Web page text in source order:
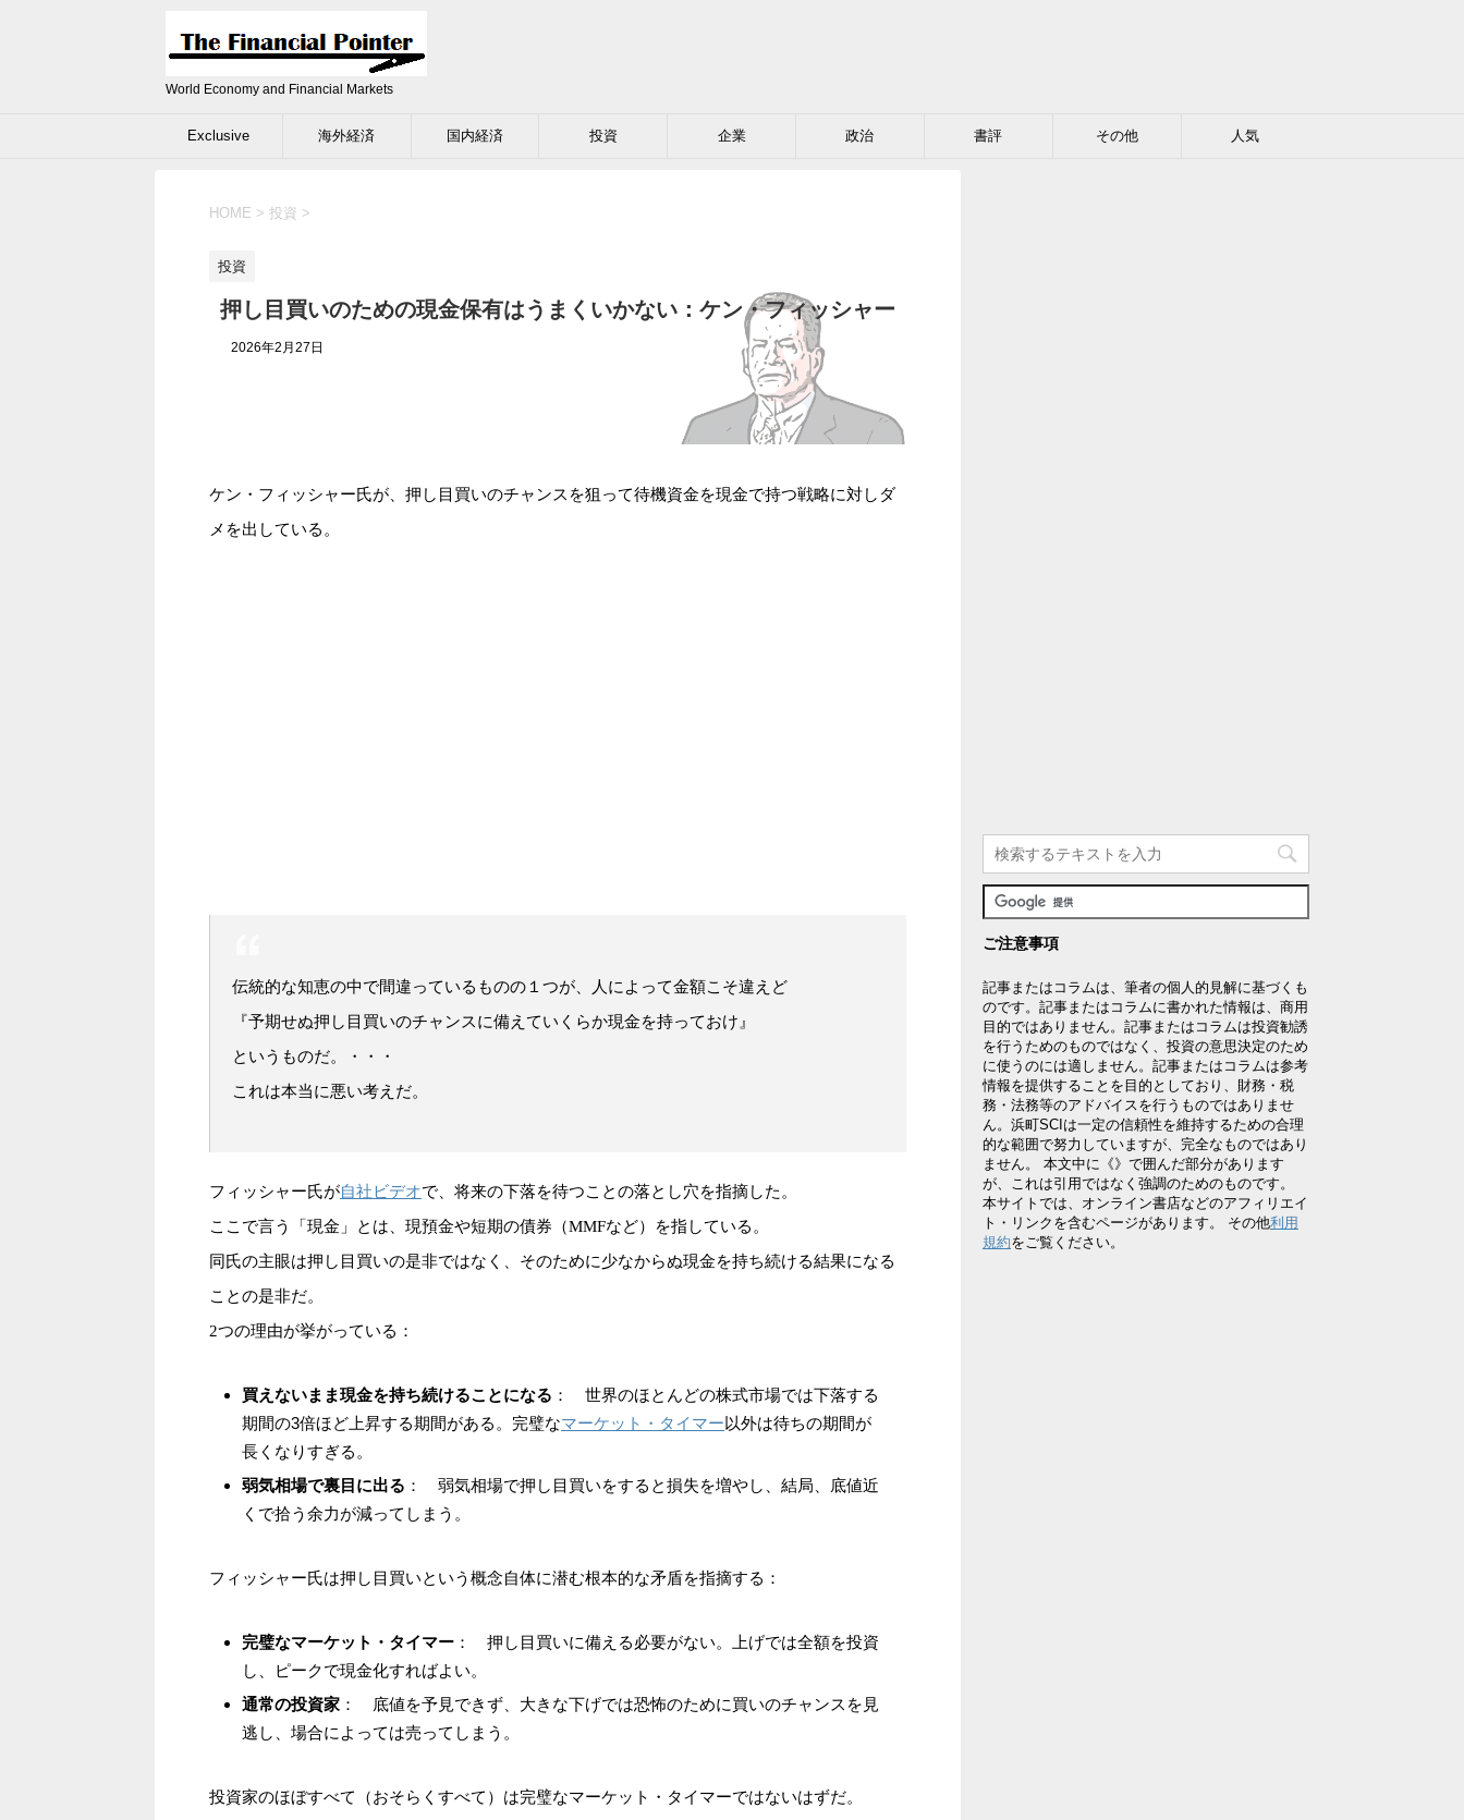
World Economy and Financial Markets
Exclusive 海外経済 国内経済 投資 企業 政治 書評 その他 人気
HOME > 投資 >
投資
押し目買いのための現金保有はうまくいかない：ケン・フィッシャー
2026年2月27日
ケン・フィッシャー氏が、押し目買いのチャンスを狙って待機資金を現金で持つ戦略に対しダ
メを出している。
伝統的な知恵の中で間違っているものの１つが、人によって金額こそ違えど
『予期せぬ押し目買いのチャンスに備えていくらか現金を持っておけ』
というものだ。・・・
これは本当に悪い考えだ。
フィッシャー氏が自社ビデオで、将来の下落を待つことの落とし穴を指摘した。
ここで言う「現金」とは、現預金や短期の債券（MMFなど）を指している。
同氏の主眼は押し目買いの是非ではなく、そのために少なからぬ現金を持ち続ける結果になる
ことの是非だ。
2つの理由が挙がっている：
買えないまま現金を持ち続けることになる ： 世界のほとんどの株式市場では下落する
期間の3倍ほど上昇する期間がある。完璧なマーケット・タイマー以外は待ちの期間が
長くなりすぎる。
弱気相場で裏目に出る ： 弱気相場で押し目買いをすると損失を増やし、結局、底値近
くで拾う余力が減ってしまう。
フィッシャー氏は押し目買いという概念自体に潜む根本的な矛盾を指摘する：
完璧なマーケット・タイマー ： 押し目買いに備える必要がない。上げでは全額を投資
し、ピークで現金化すればよい。
通常の投資家 ： 底値を予見できず、大きな下げでは恐怖のために買いのチャンスを見
逃し、場合によっては売ってしまう。
投資家のほぼすべて（おそらくすべて）は完璧なマーケット・タイマーではないはずだ。
ご注意事項
記事またはコラムは、筆者の個人的見解に基づくも
のです。記事またはコラムに書かれた情報は、商用
目的ではありません。記事またはコラムは投資勧誘
を行うためのものではなく、投資の意思決定のため
に使うのには適しません。記事またはコラムは参考
情報を提供することを目的としており、財務・税
務・法務等のアドバイスを行うものではありませ
ん。浜町SCIは一定の信頼性を維持するための合理
的な範囲で努力していますが、完全なものではあり
ません。 本文中に《》で囲んだ部分があります
が、これは引用ではなく強調のためのものです。
本サイトでは、オンライン書店などのアフィリエイ
ト・リンクを含むページがあります。 その他利用
規約をご覧ください。